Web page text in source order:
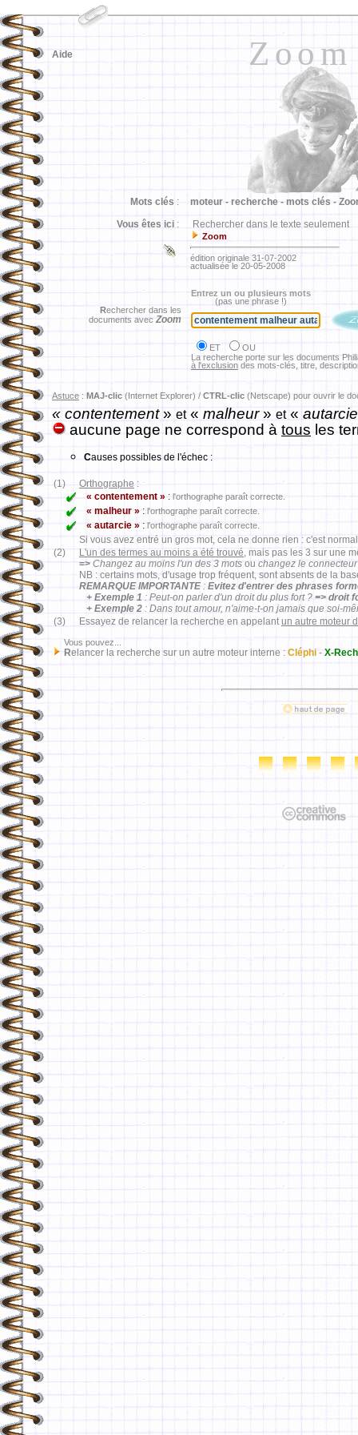
Zoom
Aide
Mots clés : moteur - recherche - mots clés -
Vous êtes ici : Rechercher dans le texte seulement
Zoom
édition originale 31-07-2002
actualisée le 20-05-2008
Rechercher dans les
documents avec Zoom
Entrez un ou plusieurs mots
(pas une phrase !)
ET
OU
La recherche porte sur les documents
à l'exclusion des mots-clés, titre,
Astuce : MAJ-clic (Internet Explorer) / CTRL-clic (Netscape) pour ouvrir le
« contentement» et« malheur» et«
aucune page ne correspond à tous les
Causes possibles de l'échec :
(1) Orthographe :
« contentement » : l'orthographe paraît correcte.
« malheur » : l'orthographe paraît correcte.
« autarcie » : l'orthographe paraît correcte.
Si vous avez entré un gros mot, cela ne donne rien : c'est
(2)
L'un des termes au moins a été trouvé, mais pas les 3 sur une
=> Changez au moins l'un des 3 mots ou changez le
NB : certains mots, d'usage trop fréquent, sont absents de la
REMARQUE IMPORTANTE: Evitez d'entrer des phrases
+ Exemple 1 : Peut-on parler d'un droit du plus fort ? => droit
+ Exemple 2: Dans tout amour, n'aime-t-on jamais que soi-
(3)
Essayez de relancer la recherche en appelantun autre moteur
Vous pouvez...
Relancer la recherche sur un autre moteur interne : Cléphi - X-